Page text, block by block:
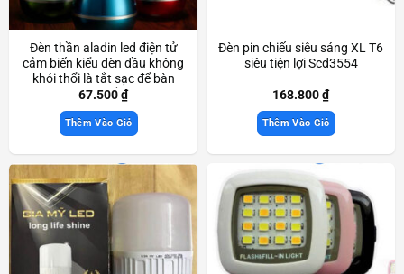
Đèn thần aladin led điện tử
cảm biến kiểu đèn dầu không
khói thổi là tắt sạc để bàn
trang trí đẹp mắt Scd3466
67.500₫
Thêm Vào Giỏ
Đèn pin chiếu siêu sáng XL T6
siêu tiện lợi Scd3554
168.800₫
Thêm Vào Giỏ